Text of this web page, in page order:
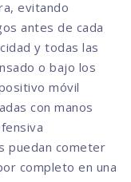
evitando
antes de cada
y todas las
o bajo los
móvil
con manos
puedan cometer
completo en una